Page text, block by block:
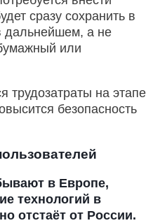
сразу сохранить в
дальнейшем, а не
или
трудозатраты на этапе
безопасность
в Европе,
технологий в
отстаёт от России.